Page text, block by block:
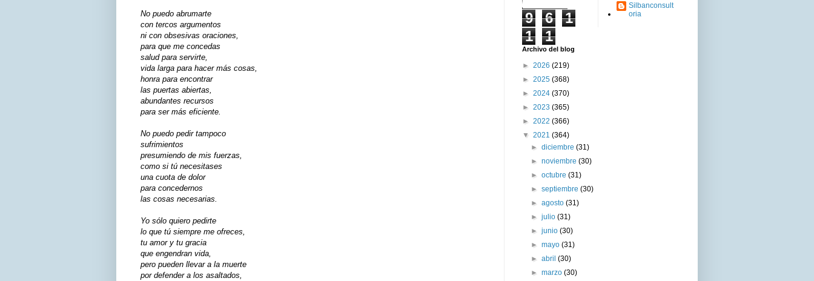
No puedo abrumarte
con tercos argumentos
ni con obsesivas oraciones,
para que me concedas
salud para servirte,
vida larga para hacer más cosas,
honra para encontrar
las puertas abiertas,
abundantes recursos
para ser más eficiente.
No puedo pedir tampoco
sufrimientos
presumiendo de mis fuerzas,
como si tú necesitases
una cuota de dolor
para concedernos
las cosas necesarias.
Yo sólo quiero pedirte
lo que tú siempre me ofreces,
tu amor y tu gracia
que engendran vida,
pero pueden llevar a la muerte
por defender a los asaltados,
9 6
1
1
1
Silbanconsult
oria
Archivo del blog
► 2026 (219)
► 2025 (368)
► 2024 (370)
► 2023 (365)
► 2022 (366)
▼ 2021 (364)
►diciembre(31)
►noviembre(30)
►octubre(31)
►septiembre(30)
►agosto(31)
►julio(31)
►junio(30)
►mayo(31)
►abril(30)
►marzo(30)